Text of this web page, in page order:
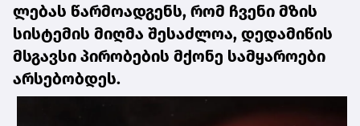
ლე­ბას წარ­მო­ად­გენს, რომ ჩვე­ნი მზის
სის­ტე­მის მიღ­მა შე­საძ­ლოა, დე­და­მი­წის
მსგავ­სი პი­რო­ბე­ბის მქო­ნე სამ­ყა­რო­ე­ბი
არ­სე­ბობ­დეს.